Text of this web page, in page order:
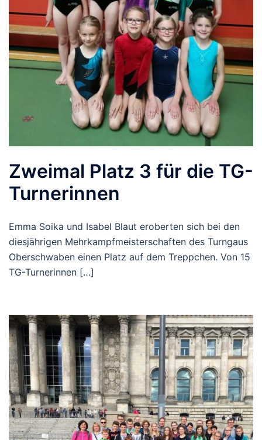
Zweimal Platz 3 für die TG-
Turnerinnen
Emma Soika und Isabel Blaut eroberten sich bei den
diesjährigen Mehrkampfmeisterschaften des Turngaus
Oberschwaben einen Platz auf dem Treppchen. Von 15
TG-Turnerinnen […]